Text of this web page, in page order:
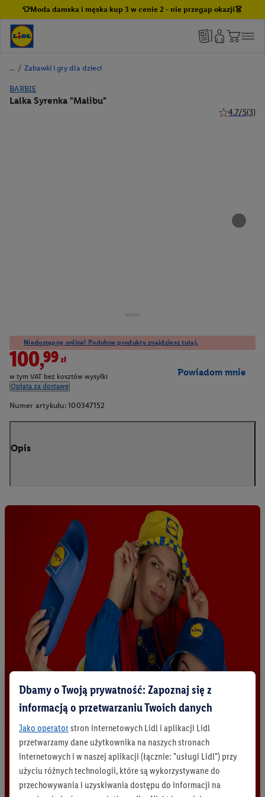
👕Moda damska i męska kup 3 w cenie 2 - nie przegap okazji👗
/ Zabawki i gry dla dzieci
BARBIE
Lalka Syrenka "Malibu"
4.7/5(3)
Niedostępny online! Podobne produkty znajdziesz tutaj.
100,99zł
w tym VAT bez kosztów wysyłki
Opłata za dostawę
Powiadom mnie
Numer artykułu: 100347152
Opis
Dbamy o Twoją prywatność: Zapoznaj się z
informacją o przetwarzaniu Twoich danych
Jako operatorstron internetowych Lidl i aplikacji Lidl
przetwarzamy dane użytkownika na naszych stronach
internetowych i w naszej aplikacji (łącznie: "usługi Lidl") przy
użyciu różnych technologii, które są wykorzystywane do
przechowywania i uzyskiwania dostępu do informacji na